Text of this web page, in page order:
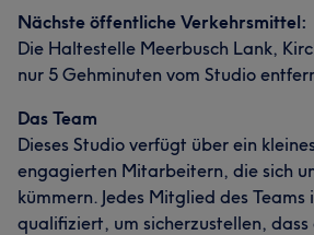
Nächste öffentliche Verkehrsmittel:
Die Haltestelle Meerbusch Lank,
nur 5 Gehminuten vom Studio
Das Team
Dieses Studio verfügt über ein
engagierten Mitarbeitern, die sich
kümmern. Jedes Mitglied des
qualifiziert, um sicherzustellen, dass